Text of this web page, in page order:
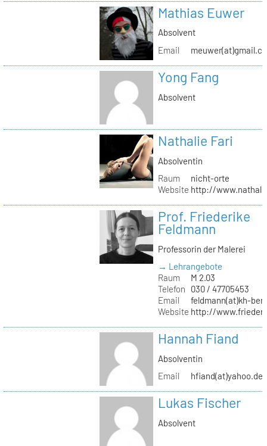
Mathias Euwer
Absolvent
Email
Yong Fang
Absolvent
Nathalie Fari
Absolventin
Raum
nicht-orte
Website http://
Prof. Friederike
Feldmann
Professorin der Malerei
→ Lehrangebote
Raum
M 2.03
Telefon
030 / 47705453
Email
feldmann(at)kh-
Website http://
Hannah Fiand
Absolventin
Email
hfiand(at)yahoo.de
Lukas Fischer
Absolvent